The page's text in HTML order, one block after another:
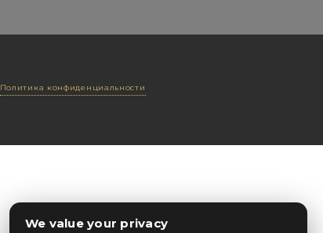
Политика конфиденциальности
We value your privacy